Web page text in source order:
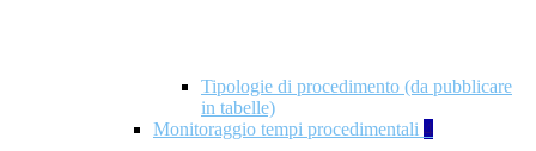
Tipologie di procedimento (da pubblicare
in tabelle)
Monitoraggio tempi procedimentali 4